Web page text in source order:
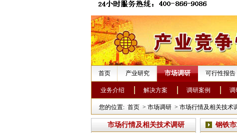
首页 产业研究 市场调研 可行性报告
业务介绍 解决方案 调研案例 调
您的位置: 首页 > 市场调研 > 市场行情及相关技术
市场行情及相关技术调研 钢铁